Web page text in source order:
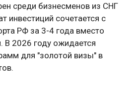
среди бизнесменов из СНГ
инвестиций сочетается с
РФ за 3-4 года вместо
В 2026 году ожидается
для "золотой визы" в